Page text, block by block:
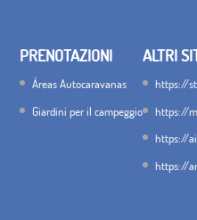
PRENOTAZIONI
Áreas Autocaravanas
Giardini per il campeggio
ALTRI
https://
https://
https://
https://